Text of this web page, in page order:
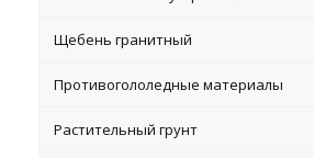
Щебень гранитный
Противогололедные материалы
Растительный грунт